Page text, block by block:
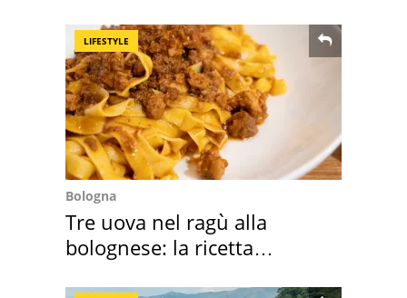
LIFESTYLE
Bologna
Tre uova nel ragù alla
bolognese: la ricetta